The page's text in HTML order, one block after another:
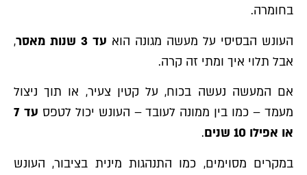
בחומרה.
העונש הבסיסי על מעשה מגונה הוא עד 3 שנות מאסר
,
אבל תלוי איך ומתי זה קרה.
אם המעשה נעשה בכוח, על קטין צעיר, או תוך ניצול
מעמד – כמו בין ממונה לעובד – העונש יכול לטפס
עד 7
או אפילו 10 שנים
.
במקרים מסוימים, כמו התנהגות מינית בציבור, העונש